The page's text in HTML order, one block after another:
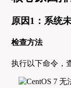
原因1：系统
检查方法
执行以下命令，